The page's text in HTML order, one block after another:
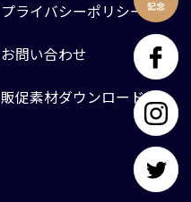
プライバシーポリシー
お問い合わせ
販促素材ダウンロード